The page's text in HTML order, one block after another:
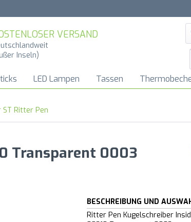
VERSAND
Inseln)
LED Lampen Tassen
ST Ritter Pen
Transparent 0003
BESCHREIBUNG UND
Ritter Pen Kugelschreiber